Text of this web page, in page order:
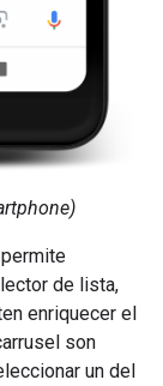
de lista,
enriquecer el
son
un del